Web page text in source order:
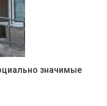
значимые